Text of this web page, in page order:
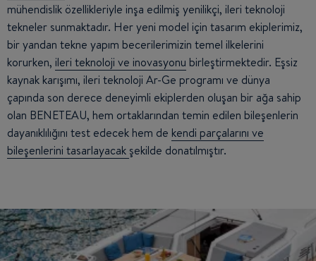
mühendislik özellikleriyle inşa edilmiş yenilikçi, ileri teknoloji
tekneler sunmaktadır. Her yeni model için tasarım ekiplerimiz,
bir yandan tekne yapım becerilerimizin temel ilkelerini
korurken, ileri teknoloji ve inovasyonu birleştirmektedir. Eşsiz
kaynak karışımı, ileri teknoloji Ar-Ge programı ve dünya
çapında son derece deneyimli ekiplerden oluşan bir ağa sahip
olan BENETEAU, hem ortaklarından temin edilen bileşenlerin
dayanıklılığını test edecek hem de kendi parçalarını ve
bileşenlerini tasarlayacak şekilde donatılmıştır.